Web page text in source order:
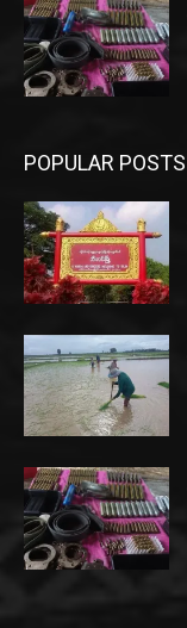
POPULAR POSTS